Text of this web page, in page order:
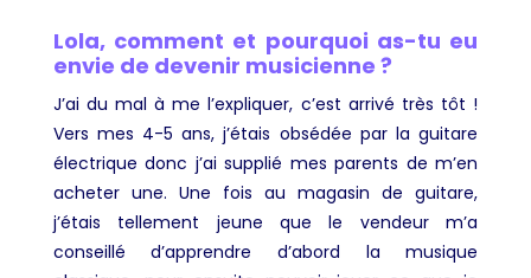
Lola, comment et pourquoi as-tu eu
envie de devenir musicienne ?
J’ai du mal à me l’expliquer, c’est arrivé très tôt !
Vers mes 4-5 ans, j’étais obsédée par la guitare
électrique donc j’ai supplié mes parents de m’en
acheter une. Une fois au magasin de guitare,
j’étais tellement jeune que le vendeur m’a
conseillé d’apprendre d’abord la musique